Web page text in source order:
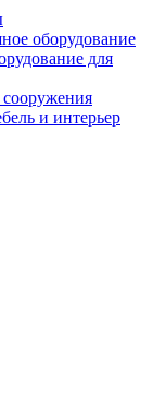
оборудование
для
и интерьер